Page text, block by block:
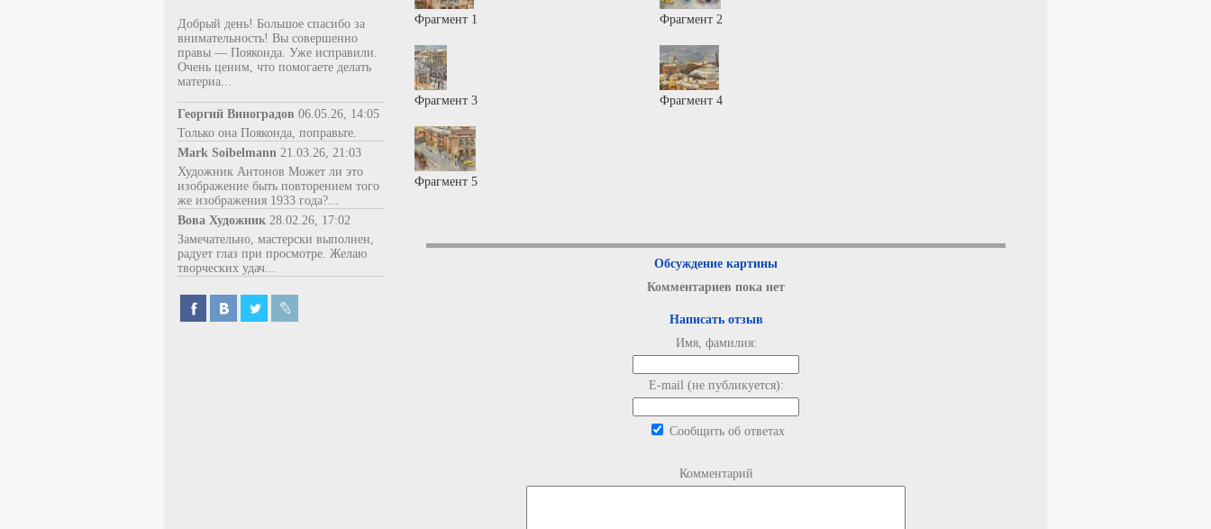
Добрый день! Большое спасибо за
внимательность! Вы совершенно
правы — Пояконда. Уже исправили.
Очень ценим, что помогаете делать
материа...
Георгий Виноградов 06.05.26, 14:05
Только она Пояконда, поправьте.
Mark Soibelmann 21.03.26, 21:03
Художник Антонов Может ли это
изображение быть повторением того
же изображения 1933 года?...
Вова Художник 28.02.26, 17:02
Замечательно, мастерски выполнен,
радует глаз при просмотре. Желаю
творческих удач...
Фрагмент 1 Фрагмент 2
Фрагмент 3 Фрагмент 4
Фрагмент 5
Обсуждение картины
Комментариев пока нет
Написать отзыв
Имя, фамилия:
E-mail (не публикуется):
Сообщить об ответах
Комментарий